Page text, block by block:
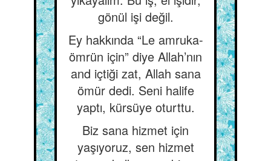
gönül işi değil.
Ey hakkında “Le amruka-
ömrün için” diye Allah’nın
and içtiği zat, Allah sana
ömür dedi. Seni halife
yaptı, kürsüye oturttu.
Biz sana hizmet için
yaşıyoruz, sen hizmet